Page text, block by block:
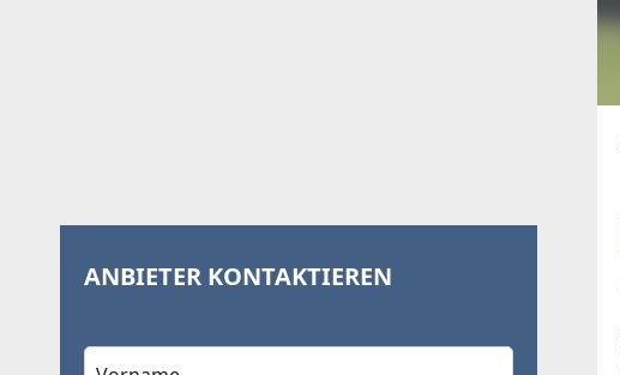
ANBIETER KONTAKTIEREN